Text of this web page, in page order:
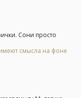
Сони просто
смысла на фоне